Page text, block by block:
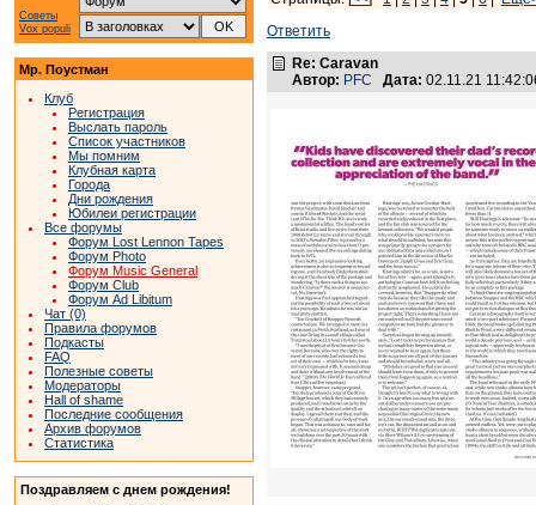
Советы
Vox populi
Мр. Поустман
Клуб
Регистрация
Выслать пароль
Список участников
Мы помним
Клубная карта
Города
Дни рождения
Юбилеи регистрации
Все форумы
Форум Lost Lennon Tapes
Форум Photo
Форум Music General
Форум Club
Форум Ad Libitum
Чат (0)
Правила форумов
Подкасты
FAQ
Полезные советы
Модераторы
Hall of shame
Последние сообщения
Архив форумов
Статистика
Поздравляем с днем рождения!
Ответить
Re: Caravan
Автор: PFC Дата: 02.11.21